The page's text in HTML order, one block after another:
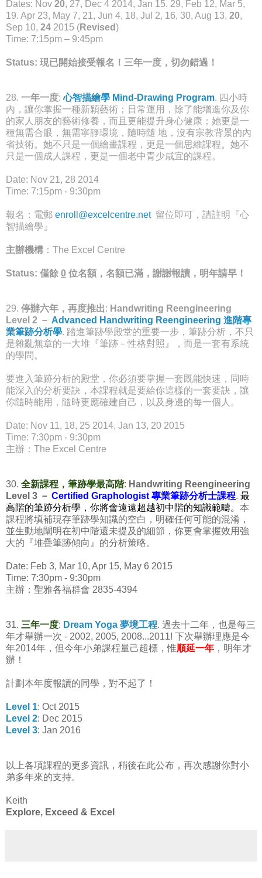
Dates: Nov 20, 27, Dec 4 2014, Jan 15. 29, Feb 12, Mar 5,
19. Apr 23, May 7, 21, Jun 4, 18, Jul 2, 16, 30, Aug 13, 20,
Sep 10, 24 2015 (Revised)
Time: 7:15pm – 9:45pm
Status: 現已開始接受報名 ！三年一度，切勿錯過！
28. 一年一度:心智描繪學 Mind-Drawing Program. 四小時
內，讓你掌握一種新穎藝術；日常運用，除了能增進你及你
的家人朋友的藝術修養，而且更能提升身心健康；她更是一
種無需合眼，無需寧靜環境，隨時隨 地，沒有宗教背景的內
省技術。她不只是一個繪畫課程，更是一個思維課程。她不
只是一個成人課程，更是一個老中青少咸宜的課程。
Date: Nov 21, 28 2014
Time: 7:15pm - 9:30pm
報名：電郵 enroll@excelcentre.net留位即可，請註明『心
智描繪學』
主辦機構 ：The Excel Centre
Status: 僅餘 0 位名額 ， 名額已滿，謝謝報讀，明年請早 ！
29. 停辦六年，再度推出: Handwriting Reengineering
Level 2 － Advanced Handwriting Reengineering 進階專
業筆跡分析學. 踏進筆跡學殿堂的重要一步，筆跡分析，不只
是雜亂無章的一大堆『筆跡－性格對照』，而是一套有系統
的學問。
要進入筆跡分析的殿堂，你必須要掌握一套既能快速，同時
能深入的分析要訣，本課程就是要給你這樣的一套要訣，讓
你隨時能用，隨時更應確建自己，以及身邊的每一個人。
Date: Nov 11, 18, 25 2014, Jan 13, 20 2015
Time: 7:30pm - 9:30pm
主辦：The Excel Centre
30. 全新課程，筆跡學最高階: Handwriting Reengineering
Level 3 － Certified Graphologist 專業筆跡分析士課程. 最
高階的筆跡分析學 ， 你將會遠遠超越初中階的知識範疇。 本
課程將填補現存筆跡學知識的空白，明確任何可能的混淆，
並生動地闡明在初中階還未提及的細節， 你更會掌握效用強
大的『堆疊筆跡傾向』的分析策略。
Date: Feb 3, Mar 10, Apr 15, May 6 2015
Time: 7:30pm - 9:30pm
主辦：聖雅各福群會 2835-4394
31. 三年一度: Dream Yoga 夢境工程. 過去十二年，也是每三
年才舉辦一次 - 2002, 2005, 2008...2011! 下次舉辦理應是今
年2014年，但今年小弟課程量己超標，惟順延一年 ，明年才
辦！
計劃本年度報讀的同學，對不起了！
Level 1: Oct2015
Level 2: Dec 2015
Level 3: Jan 2016
以上各項課程的更多資訊，稍後在此公布，再次感謝你對小
弟多年來的支持。
Keith
Explore, Exceed & Excel